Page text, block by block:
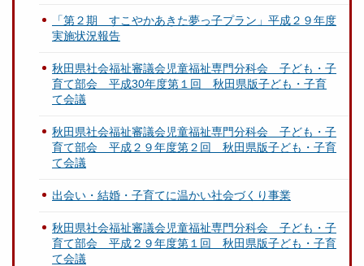
「第２期 すこやかあきた夢っ子プラン」平成２９年度
実施状況報告
秋田県社会福祉審議会児童福祉専門分科会 子ども・子
育て部会 平成30年度第１回 秋田県版子ども・子育
て会議
秋田県社会福祉審議会児童福祉専門分科会 子ども・子
育て部会 平成２９年度第２回 秋田県版子ども・子育
て会議
出会い・結婚・子育てに温かい社会づくり事業
秋田県社会福祉審議会児童福祉専門分科会 子ども・子
育て部会 平成２９年度第１回 秋田県版子ども・子育
て会議